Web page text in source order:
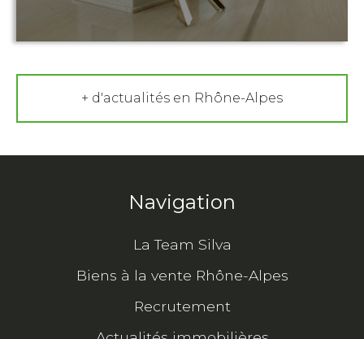
+ d'actualités en Rhône-Alpes
Navigation
La Team Silva
Biens à la vente Rhône-Alpes
Recrutement